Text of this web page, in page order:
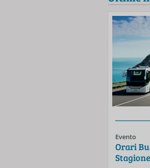
Evento
Orari